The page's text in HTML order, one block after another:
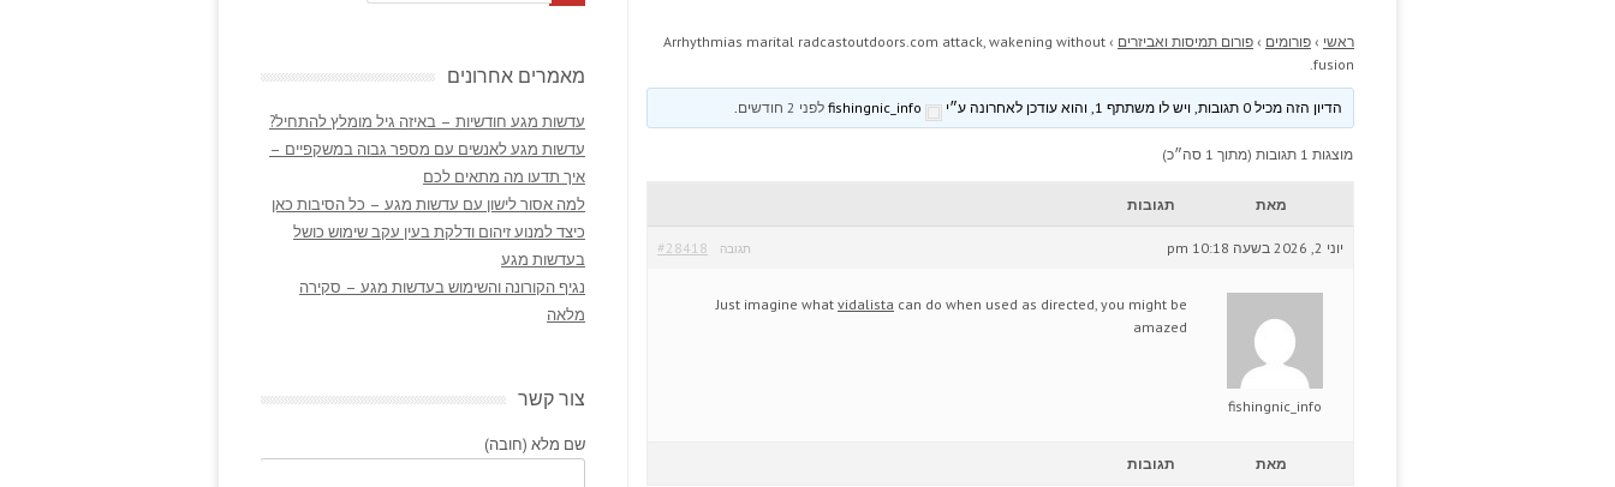
ראשי › פורומים › פורום תמיסות ואביזרים ›
Arrhythmias marital radcastoutdoors.com attack, wakening without
fusion.
הדיון הזה מכיל 0 תגובות, ויש לו משתתף 1, והוא עודכן לאחרונה ע״י לפני 2 חודשים
מוצגות 1 תגובות (מתוך 1 סה״כ)
מאת תגובות
יוני 2, 2026 בשעה 10:18 pm #28418 תגובה
fishingnic_info
Just imagine what vidalista can do when used as directed, you might be
amazed
מאת תגובות
מאמרים אחרונים
עדשות מגע חודשיות – באיזה גיל מומלץ להתחיל?
עדשות מגע לאנשים עם מספר גבוה במשקפיים –
איך תדעו מה מתאים לכם
למה אסור לישון עם עדשות מגע – כל הסיבות כאן
כיצד למנוע זיהום ודלקת בעין עקב שימוש כושל
בעדשות מגע
נגיף הקורונה והשימוש בעדשות מגע – סקירה
מלאה
צור קשר
שם מלא (חובה)